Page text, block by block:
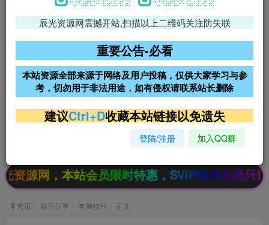
免费领支付宝红包
腾讯轻量4核4G3M服务器38元/
阿里云2核2G200M服务器68元/
年
雨云高防免备案服务器
超低价文字广告位招租 超低价文字广告位招租
超低价文字广告位招租
，本站会员限时特惠，SVIP终生会员只需99元
首页 软件分享 电脑软件 正文
辰光资源网震撼开站,扫描以上二维码关注防失联
重要公告-必看
本站资源全部来源于网络及用户投稿，仅供大家学习与参
考，切勿用于非法用途，如有侵权请联系站长删除
建议Ctrl+D收藏本站链接以免遗失
登陆/注册 加入QQ群